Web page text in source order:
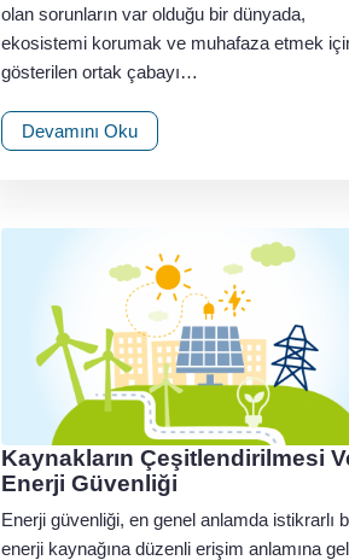
olan sorunların var olduğu bir dünyada,
ekosistemi korumak ve muhafaza etmek
gösterilen ortak çabayı…
Devamını Oku
Kaynakların Çeşitlendirilmesi
Enerji Güvenliği
Enerji güvenliği, en genel anlamda istikrarlı
enerji kaynağına düzenli erişim anlamına